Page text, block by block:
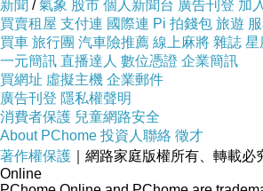
新聞 /氣象 股市 個人新聞台 廣告刊登 加
買賣租屋 支付連 國際連 Pi 拍錢包 旅遊
買車 旅行團 汽車險推薦 線上麻將 雜誌 星
一元簡訊 直播達人 數位憑證 企業簡訊
買網址 虛擬主機 企業郵件
廣告刊登 隱私權聲明
消費者保護 兒童網路安全
About PChome 投資人聯絡 徵才
著作權保護 ｜網路家庭版權所有、轉載必
Online